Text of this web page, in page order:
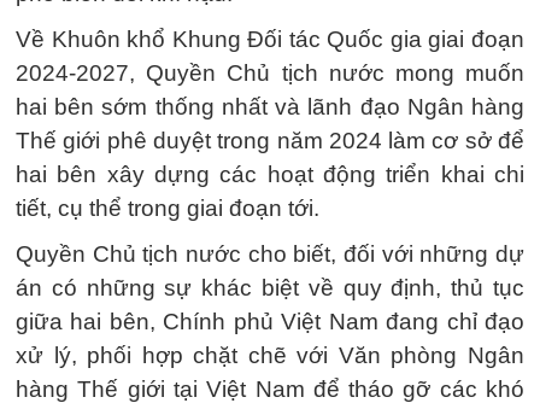
Về Khuôn khổ Khung Đối tác Quốc gia giai đoạn
2024-2027, Quyền Chủ tịch nước mong muốn
hai bên sớm thống nhất và lãnh đạo Ngân hàng
Thế giới phê duyệt trong năm 2024 làm cơ sở để
hai bên xây dựng các hoạt động triển khai chi
tiết, cụ thể trong giai đoạn tới.
Quyền Chủ tịch nước cho biết, đối với những dự
án có những sự khác biệt về quy định, thủ tục
giữa hai bên, Chính phủ Việt Nam đang chỉ đạo
xử lý, phối hợp chặt chẽ với Văn phòng Ngân
hàng Thế giới tại Việt Nam để tháo gỡ các khó